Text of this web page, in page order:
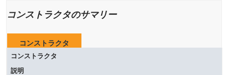
コンストラクタのサマリー
コンストラクタ
コンストラクタ
説明